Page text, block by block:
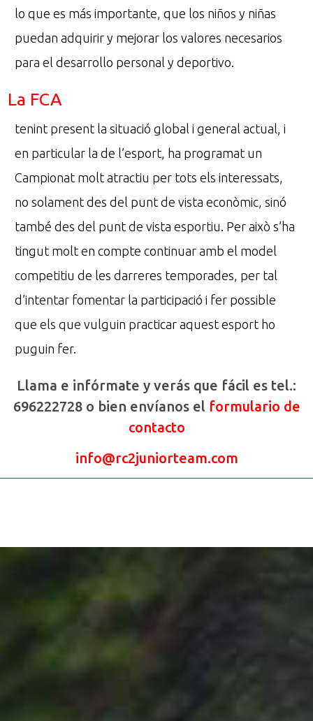
lo que es más importante, que los niños y niñas
puedan adquirir y mejorar los valores necesarios
para el desarrollo personal y deportivo.
La FCA
tenint present la situació global i general actual, i
en particular la de l’esport, ha programat un
Campionat molt atractiu per tots els interessats,
no solament des del punt de vista econòmic, sinó
també des del punt de vista esportiu. Per això s’ha
tingut molt en compte continuar amb el model
competitiu de les darreres temporades, per tal
d’intentar fomentar la participació i fer possible
que els que vulguin practicar aquest esport ho
puguin fer.
Llama e infórmate y verás que fácil es tel.:
696222728 o bien envíanos el formulario de
contacto
info@rc2juniorteam.com